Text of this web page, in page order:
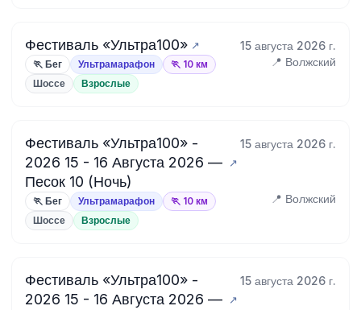
Фестиваль «Ультра100» 15 августа 2026 г.
🏃 Бег Ультрамарафон 🏃 10 км 📍 Волжский
Шоссе Взрослые
Фестиваль «Ультра100» -
2026 15 - 16 Августа 2026 —
Песок 10 (Ночь)
15 августа 2026 г.
🏃 Бег Ультрамарафон 🏃 10 км 📍 Волжский
Шоссе Взрослые
Фестиваль «Ультра100» -
2026 15 - 16 Августа 2026 —
15 августа 2026 г.